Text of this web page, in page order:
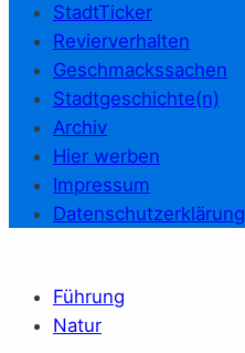
StadtTicker
Revierverhalten
Geschmackssachen
Stadtgeschichte(n)
Archiv
Hier werben
Impressum
Datenschutzerklärung
Führung
Natur